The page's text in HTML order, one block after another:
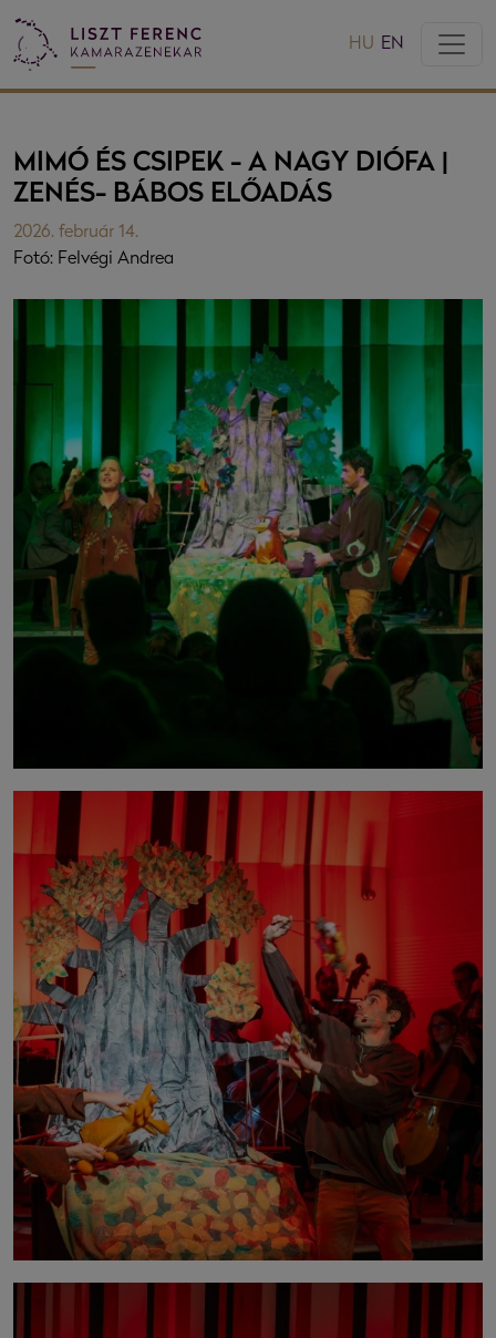
HU EN
MIMÓ ÉS CSIPEK - A NAGY DIÓFA |
ZENÉS- BÁBOS ELŐADÁS
2026. február 14.
Fotó: Felvégi Andrea